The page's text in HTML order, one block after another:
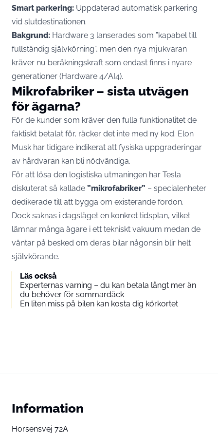
Smart parkering: Uppdaterad automatisk parkering
vid slutdestinationen.
Bakgrund: Hardware 3 lanserades som ”kapabel till
fullständig självkörning”, men den nya mjukvaran
kräver nu beräkningskraft som endast finns i nyare
generationer (Hardware 4/AI4).
Mikrofabriker – sista utvägen
för ägarna?
För de kunder som kräver den fulla funktionalitet de
faktiskt betalat för, räcker det inte med ny kod. Elon
Musk har tidigare indikerat att fysiska uppgraderingar
av hårdvaran kan bli nödvändiga.
För att lösa den logistiska utmaningen har Tesla
diskuterat så kallade ”mikrofabriker” – specialenheter
dedikerade till att bygga om existerande fordon.
Dock saknas i dagsläget en konkret tidsplan, vilket
lämnar många ägare i ett tekniskt vakuum medan de
väntar på besked om deras bilar någonsin blir helt
självkörande.
Läs också
Experternas varning – du kan betala långt mer än
du behöver för sommardäck
En liten miss på bilen kan kosta dig körkortet
Information
Horsensvej 72A